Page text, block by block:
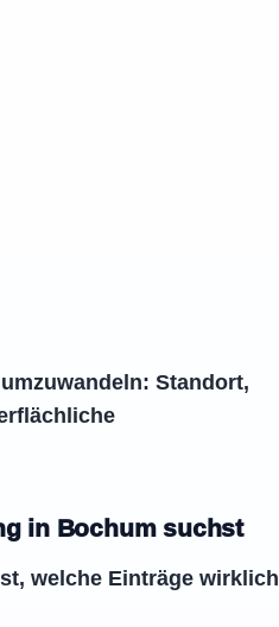
Standort,
in Bochum suchst
welche Einträge wirklich